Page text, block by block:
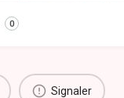
0
Signaler